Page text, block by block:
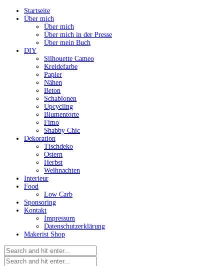
Startseite
Über mich
Über mich
Über mich in der Presse
Über mein Buch
DIY
Silhouette Cameo
Kreidefarbe
Papier
Nähen
Beton
Schablonen
Upcycling
Blumentorte
Fimo
Shabby Chic
Dekoration
Tischdeko
Ostern
Herbst
Weihnachten
Interieur
Food
Low Carb
Sponsoring
Kontakt
Impressum
Datenschutzerklärung
Makerist Shop